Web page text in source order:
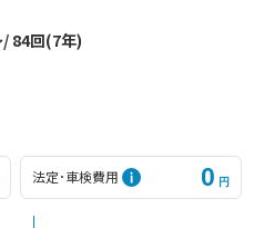
/ 84回(7年)
法定･車検費用 0 円